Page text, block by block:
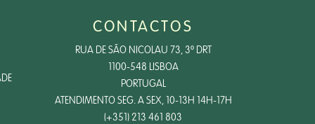
CONTACTOS
RUA DE SÃO NICOLAU 73, 3º DRT
1100-548 LISBOA
PORTUGAL
ATENDIMENTO SEG. A SEX, 10-13H 14H-17H
(+351) 213 461 803